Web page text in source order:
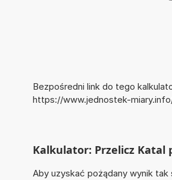
Bezpośredni link do tego
https://www.jednostek-
Kalkulator: Przelicz
Aby uzyskać pożądany wynik